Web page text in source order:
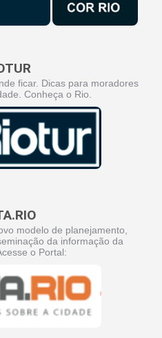
ficar. Dicas para moradores
Conheça o Rio.
modelo de planejamento,
da informação da
o Portal: